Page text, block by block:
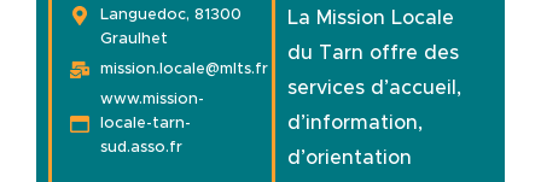
Languedoc, 81300
Graulhet
mission.locale@mlts.fr
www.mission-
locale-tarn-
sud.asso.fr
La Mission Locale
du Tarn offre des
services d’accueil,
d’information,
d’orientation